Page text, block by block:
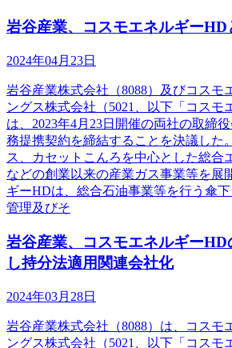
岩谷産業、コスモエネルギー
2024年04月23日
岩谷産業株式会社（8088）及びコスモ
ングス株式会社（5021、以下「コスモ
は、2023年4月23日開催の両社の取締
務提携契約を締結することを決議した
ス、カセットこんろを中心とした総合
などの創業以来の産業ガス事業等を展
ギーHDは、総合石油事業等を行う傘
管理及びそ
岩谷産業、コスモエネルギー
し持分法適用関連会社化
2024年03月28日
岩谷産業株式会社（8088）は、コスモ
ングス株式会社（5021、以下「コスモ